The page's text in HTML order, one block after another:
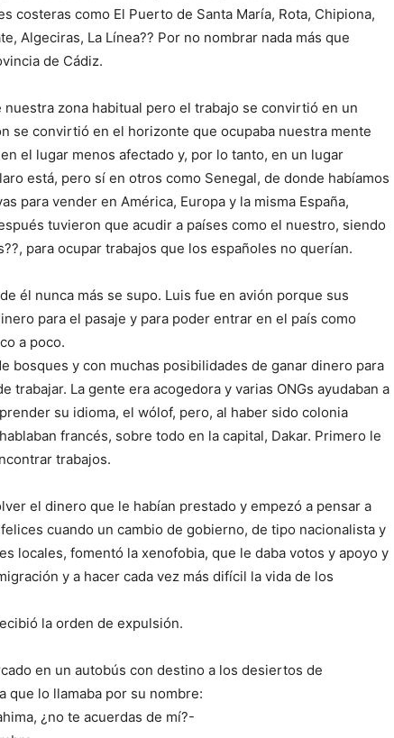
costeras como El Puerto de Santa María, Rota, Chipiona,
Algeciras, La Línea?? Por no nombrar nada más que
de Cádiz.
zona habitual pero el trabajo se convirtió en un
se convirtió en el horizonte que ocupaba nuestra mente
el lugar menos afectado y, por lo tanto, en un lugar
está, pero sí en otros como Senegal, de donde habíamos
para vender en América, Europa y la misma España,
tuvieron que acudir a países como el nuestro, siendo
para ocupar trabajos que los españoles no querían.
él nunca más se supo. Luis fue en avión porque sus
para el pasaje y para poder entrar en el país como
a poco.
bosques y con muchas posibilidades de ganar dinero para
trabajar. La gente era acogedora y varias ONGs ayudaban a
su idioma, el wólof, pero, al haber sido colonia
francés, sobre todo en la capital, Dakar. Primero le
trabajos.
el dinero que le habían prestado y empezó a pensar a
cuando un cambio de gobierno, de tipo nacionalista y
locales, fomentó la xenofobia, que le daba votos y apoyo y
y a hacer cada vez más difícil la vida de los
la orden de expulsión.
en un autobús con destino a los desiertos de
que lo llamaba por su nombre:
¿no te acuerdas de mí?-